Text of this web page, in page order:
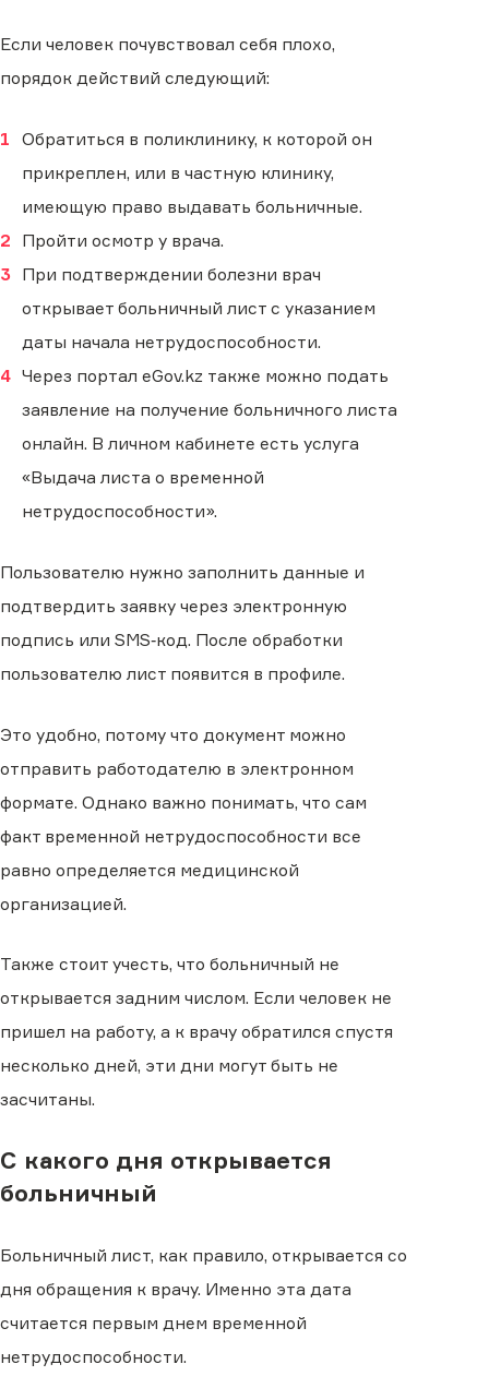
Если человек почувствовал себя плохо,
порядок действий следующий:
Обратиться в поликлинику, к которой он
прикреплен, или в частную клинику,
имеющую право выдавать больничные.
Пройти осмотр у врача.
При подтверждении болезни врач
открывает больничный лист с указанием
даты начала нетрудоспособности.
Через портал eGov.kz также можно подать
заявление на получение больничного листа
онлайн. В личном кабинете есть услуга
«Выдача листа о временной
нетрудоспособности».
Пользователю нужно заполнить данные и
подтвердить заявку через электронную
подпись или SMS‑код. После обработки
пользователю лист появится в профиле.
Это удобно, потому что документ можно
отправить работодателю в электронном
формате. Однако важно понимать, что сам
факт временной нетрудоспособности все
равно определяется медицинской
организацией.
Также стоит учесть, что больничный не
открывается задним числом. Если человек не
пришел на работу, а к врачу обратился спустя
несколько дней, эти дни могут быть не
засчитаны.
С какого дня открывается
больничный
Больничный лист, как правило, открывается со
дня обращения к врачу. Именно эта дата
считается первым днем временной
нетрудоспособности.